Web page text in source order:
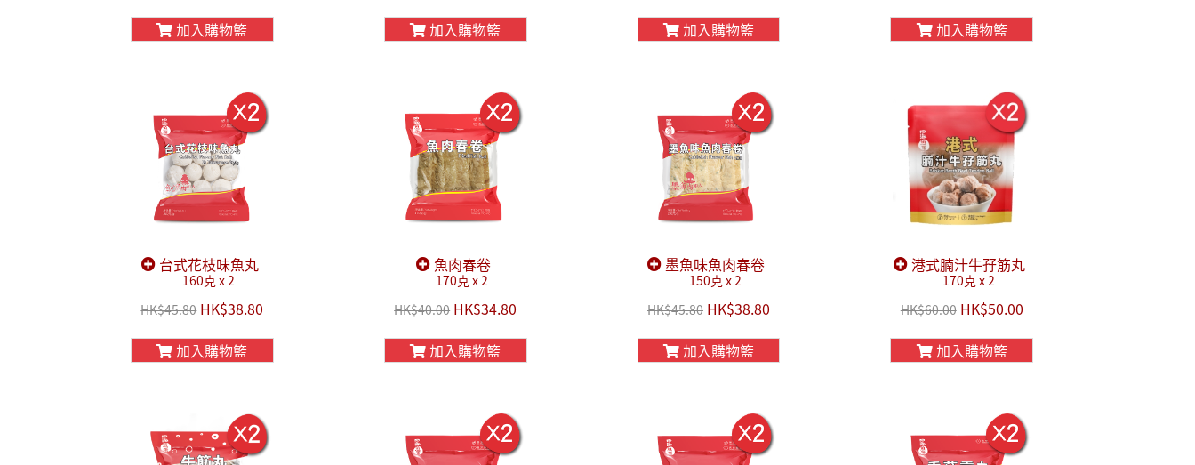
加入購物籃
加入購物籃
加入購物籃
加入購物籃
台式花枝味魚丸
160克 x 2
HK$45.80HK$38.80
加入購物籃
魚肉春卷
170克 x 2
HK$40.00 HK$34.80
加入購物籃
墨魚味魚肉春卷
150克 x 2
HK$45.80HK$38.80
加入購物籃
港式腩汁牛孖筋丸
170克 x 2
HK$60.00HK$50.00
加入購物籃